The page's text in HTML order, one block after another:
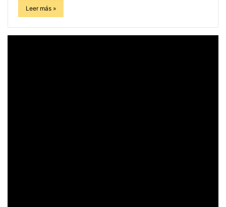
Leer más »